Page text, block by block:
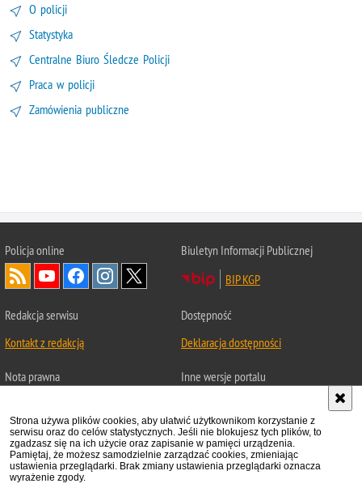
Strona używa plików cookies, aby ułatwić użytkownikom korzystanie z
serwisu oraz do celów statystycznych. Jeśli nie blokujesz tych plików, to
zgadzasz się na ich użycie oraz zapisanie w pamięci urządzenia.
Pamiętaj, że możesz samodzielnie zarządzać cookies, zmieniając
ustawienia przeglądarki. Brak zmiany ustawienia przeglądarki oznacza
wyrażenie zgody.
O policji
Statystyka
Centralne Biuro Śledcze Policji
Praca w policji
Zamówienia publiczne
Policjaonline
Biuletyn Informacji Publicznej
BIP KGP
Redakcja serwisu
Kontakt z redakcją
Dostępność
Deklaracja dostępności
Nota prawna
z serwisu Statystyka.
Zapoznaj się z zasadami
Polityka prywatności
Inne wersje portalu
About Polish Police